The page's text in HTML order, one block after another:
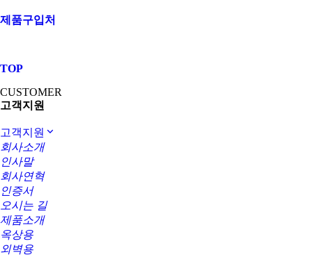
제품구입처
TOP
CUSTOMER
고객지원
고객지원
회사소개
인사말
회사연혁
인증서
오시는 길
제품소개
옥상용
외벽용